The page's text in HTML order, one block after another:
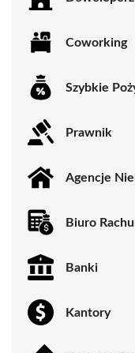
Coworking
Szybkie
Prawnik
Agencje
Biuro
Banki
Kantory